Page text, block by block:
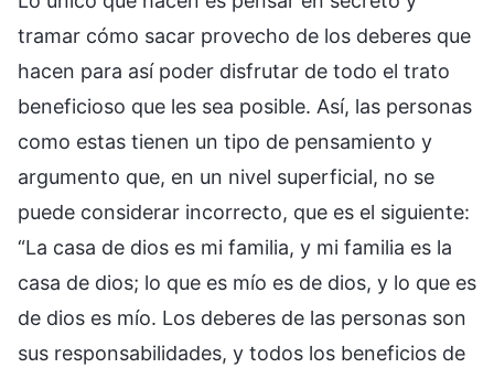
tramar cómo sacar provecho de los deberes que
hacen para así poder disfrutar de todo el trato
beneficioso que les sea posible. Así, las personas
como estas tienen un tipo de pensamiento y
argumento que, en un nivel superficial, no se
puede considerar incorrecto, que es el siguiente:
“La casa de dios es mi familia, y mi familia es la
casa de dios; lo que es mío es de dios, y lo que es
de dios es mío. Los deberes de las personas son
sus responsabilidades, y todos los beneficios de